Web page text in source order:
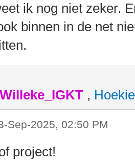
ik nog niet zeker.
binnen in de net
Willeke_IGKT , Hoekie
Sep-2025, 02:50 PM
project!